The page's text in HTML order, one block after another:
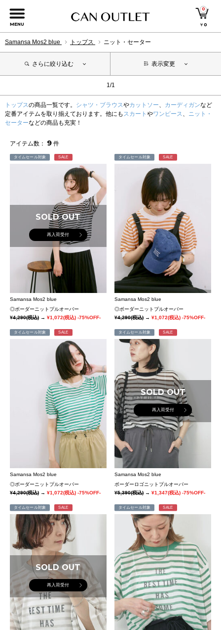
MENU
0
￥0
Samansa Mos2 blue トップス ニット・セーター
さらに絞り込む 表示変更
1/1
トップスの商品一覧です。 シャツ・ブラウスやカットソー、 カーディガンなど
定番アイテムを取り揃えております。他にも スカート やワンピース、 ニット・
セーターなどの商品も充実！
アイテム数： 9 件
タイムセール対象 SALE
SOLD OUT
再入荷受付
Samansa Mos2 blue
◎ボーダーニットプルオーバー
¥4,290(税込) → ¥1,072(税込) -75%OFF-
タイムセール対象 SALE
Samansa Mos2 blue
◎ボーダーニットプルオーバー
¥4,290(税込)→¥1,072(税込) -75%OFF-
タイムセール対象 SALE
Samansa Mos2 blue
◎ボーダーニットプルオーバー
¥4,290(税込) → ¥1,072(税込) -75%OFF-
タイムセール対象 SALE
SOLD OUT
再入荷受付
Samansa Mos2 blue
ボーダーロゴニットプルオーバー
¥5,390(税込)→¥1,347(税込) -75%OFF-
タイムセール対象 SALE
SOLD OUT
再入荷受付
タイムセール対象 SALE